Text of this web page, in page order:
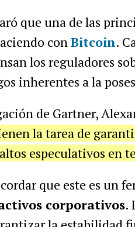
que una de las
conBitcoin.
los reguladores
inherentes a la
de Gartner,
la tarea de
especulativos en
que este es un
corporativos.